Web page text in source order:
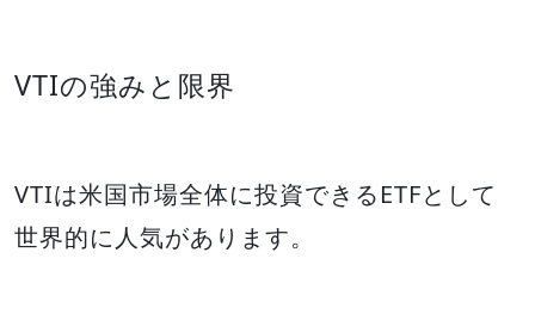
VTIの強みと限界
VTIは米国市場全体に投資できるETFとして
世界的に人気があります。